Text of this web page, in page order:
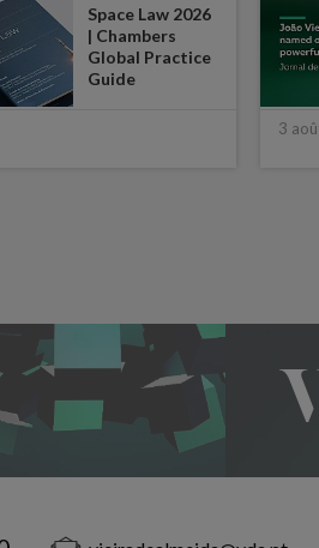
Space Law 2026
| Chambers
Global Practice
Guide
3